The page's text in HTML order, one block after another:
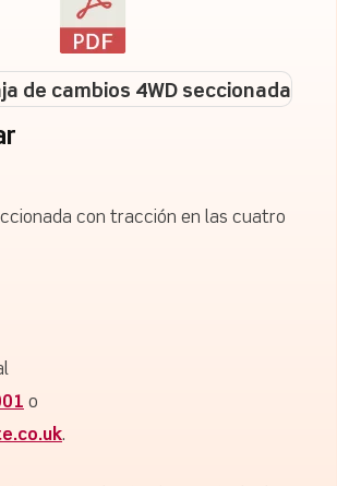
de cambios 4WD seccionada
con tracción en las cuatro
o
.